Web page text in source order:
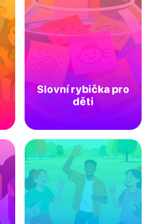
Slovní rybička pro
děti